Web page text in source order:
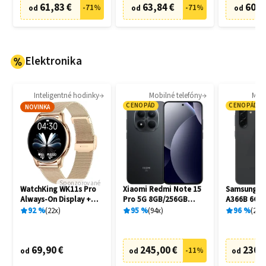
od 61,83 € -71% od 63,84 € -71% od
Elektronika
Inteligentné hodinky
NOVINKA
Sponzorované
WatchKing WK11s Pro
Always-On Display +
Extra remienok
92% 22x
od 69,90 €
Mobilné telefóny
CENOPÁD
Xiaomi Redmi Note 15
Pro 5G 8GB/256GB
Black
95% 94x
od 245,00 € -11%
CENOPÁD
Samsung
A366B
Awesome
96% 20
od